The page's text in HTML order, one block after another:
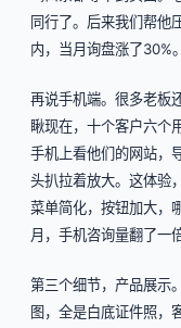
同行了。后来我们帮他
内，当月询盘涨了30%
再说手机端。很多老板
瞅现在，十个客户六个
手机上看他们的网站，
头扒拉着放大。这体验
菜单简化，按钮加大，
月，手机咨询量翻了一
第三个细节，产品展示
图，全是白底证件照，